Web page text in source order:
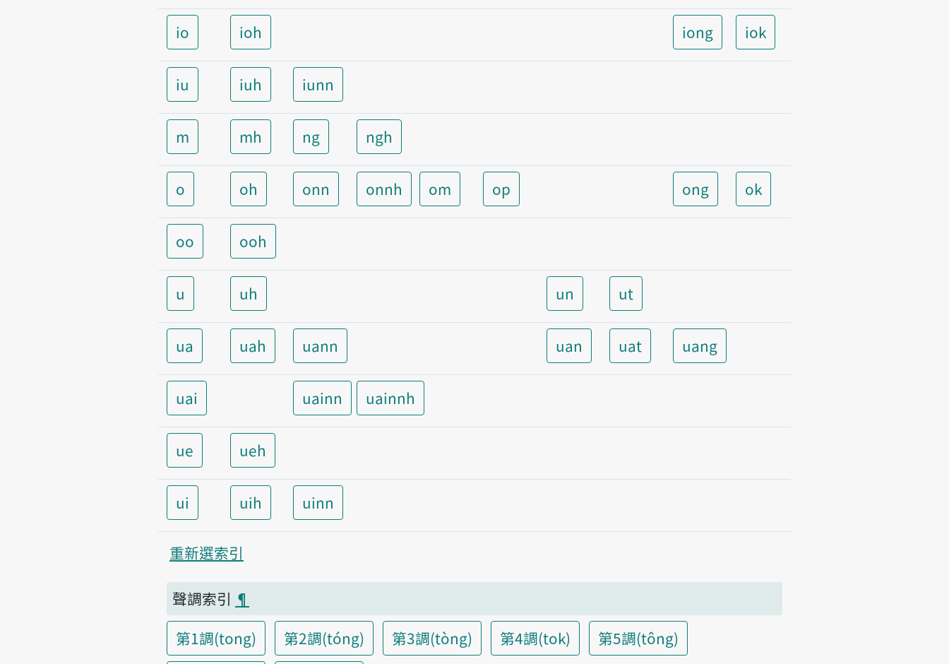
io ioh iong iok
iu iuh iunn
m mh ng ngh
o oh onn onnh om op ong ok
oo ooh
u uh un ut
ua uah uann uan uat uang
uai uainn uainnh
ue ueh
ui uih uinn
重新選索引
聲調索引 ¶
第1調(tong)
第2調(tóng) 第3調(tòng) 第4調(tok) 第5調(tông)